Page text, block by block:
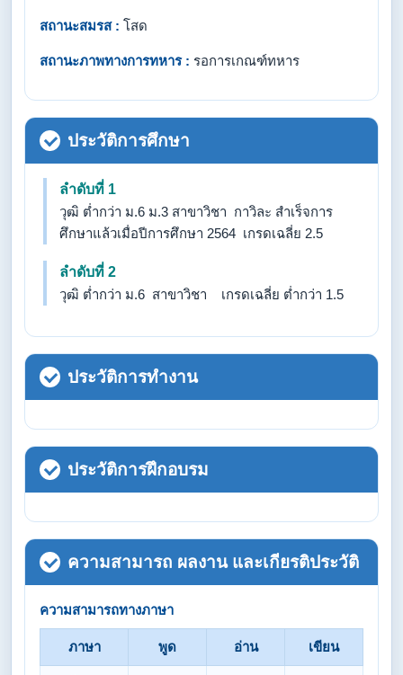
สถานะสมรส : โสด
สถานะภาพทางการทหาร : รอการเกณฑ์ทหาร
ประวัติการศึกษา
ลำดับที่ 1
วุฒิ ต่ำกว่า ม.6 ม.3 สาขาวิชา กาวิละ สำเร็จการ
ศึกษาแล้วเมื่อปีการศึกษา 2564 เกรดเฉลี่ย 2.5
ลำดับที่ 2
วุฒิ ต่ำกว่า ม.6 สาขาวิชา เกรดเฉลี่ย ต่ำกว่า 1.5
ประวัติการทำงาน
ประวัติการฝึกอบรม
ความสามารถ ผลงาน และเกียรติประวัติ
ความสามารถทางภาษา
ภาษา พูด อ่าน เขียน